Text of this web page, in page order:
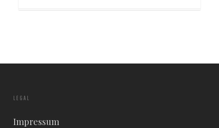
LEGAL
Impressum